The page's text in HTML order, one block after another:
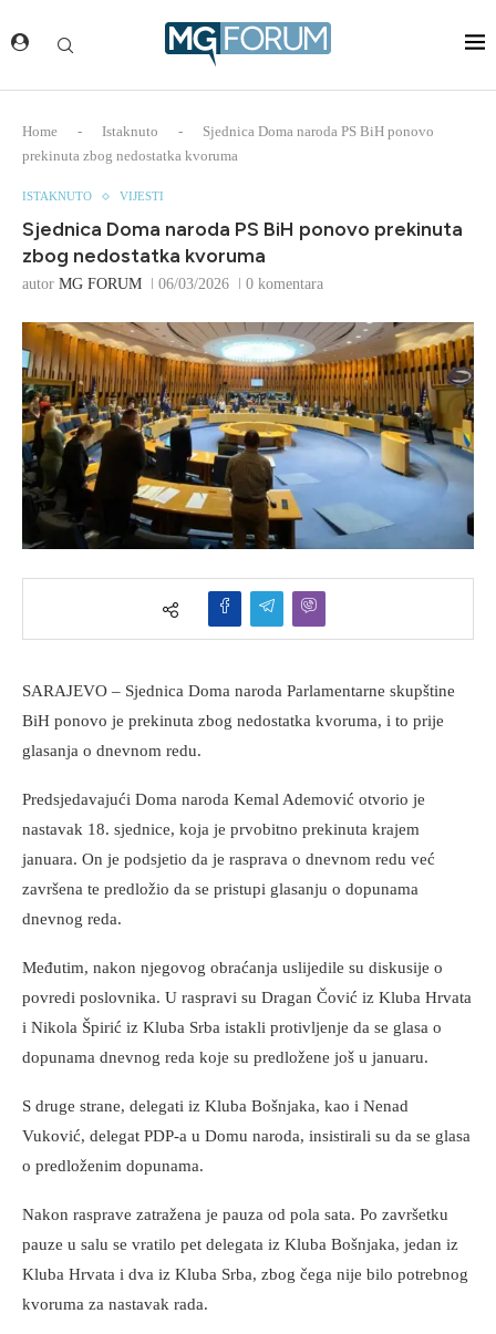
Home - Istaknuto -
Sjednica Doma naroda PS BiH ponovo
prekinuta zbog nedostatka kvoruma
ISTAKNUTO VIJESTI
Sjednica Doma naroda PS BiH ponovo prekinuta
zbog nedostatka kvoruma
autor MG FORUM 06/03/2026 0 komentara
SARAJEVO – Sjednica Doma naroda Parlamentarne skupštine
BiH ponovo je prekinuta zbog nedostatka kvoruma, i to prije
glasanja o dnevnom redu.
Predsjedavajući Doma naroda Kemal Ademović otvorio je
nastavak 18. sjednice, koja je prvobitno prekinuta krajem
januara. On je podsjetio da je rasprava o dnevnom redu već
završena te predložio da se pristupi glasanju o dopunama
dnevnog reda.
Međutim, nakon njegovog obraćanja uslijedile su diskusije o
povredi poslovnika. U raspravi su Dragan Čović iz Kluba Hrvata
i Nikola Špirić iz Kluba Srba istakli protivljenje da se glasa o
dopunama dnevnog reda koje su predložene još u januaru.
S druge strane, delegati iz Kluba Bošnjaka, kao i Nenad
Vuković, delegat PDP-a u Domu naroda, insistirali su da se glasa
o predloženim dopunama.
Nakon rasprave zatražena je pauza od pola sata. Po završetku
pauze u salu se vratilo pet delegata iz Kluba Bošnjaka, jedan iz
Kluba Hrvata i dva iz Kluba Srba, zbog čega nije bilo potrebnog
kvoruma za nastavak rada.